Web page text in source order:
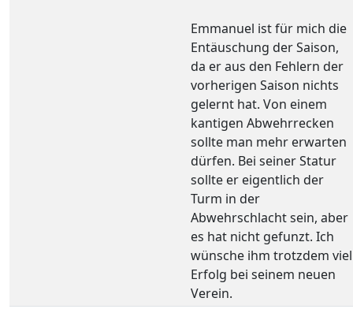
Emmanuel ist für mich die
Entäuschung der Saison,
da er aus den Fehlern der
vorherigen Saison nichts
gelernt hat. Von einem
kantigen Abwehrrecken
sollte man mehr erwarten
dürfen. Bei seiner Statur
sollte er eigentlich der
Turm in der
Abwehrschlacht sein, aber
es hat nicht gefunzt. Ich
wünsche ihm trotzdem viel
Erfolg bei seinem neuen
Verein.